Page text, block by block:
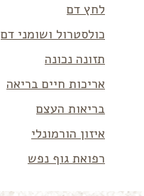
לחץ דם
כולסטרול ושומני דם
תזונה נכונה
אריכות חיים בריאה
בריאות העצם
איזון הורמונלי
רפואת גוף נפש